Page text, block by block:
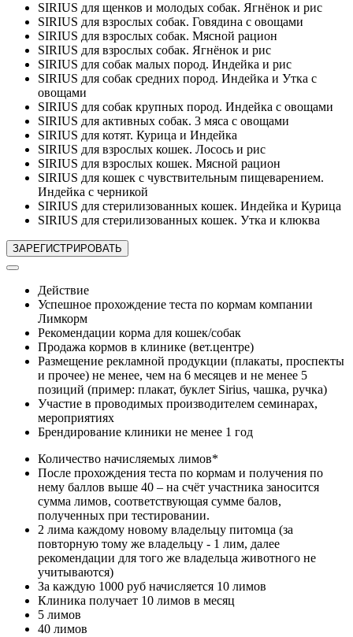
SIRIUS для щенков и молодых собак. Ягнёнок и рис
SIRIUS для взрослых собак. Говядина с овощами
SIRIUS для взрослых собак. Мясной рацион
SIRIUS для взрослых собак. Ягнёнок и рис
SIRIUS для собак малых пород. Индейка и рис
SIRIUS для собак средних пород. Индейка и Утка с
овощами
SIRIUS для собак крупных пород. Индейка с овощами
SIRIUS для активных собак. 3 мяса с овощами
SIRIUS для котят. Курица и Индейка
SIRIUS для взрослых кошек. Лосось и рис
SIRIUS для взрослых кошек. Мясной рацион
SIRIUS для кошек с чувствительным пищеварением.
Индейка с черникой
SIRIUS для стерилизованных кошек. Индейка и Курица
SIRIUS для стерилизованных кошек. Утка и клюква
Действие
Успешное прохождение теста по кормам компании
Лимкорм
Рекомендации корма для кошек/собак
Продажа кормов в клинике (вет.центре)
Размещение рекламной продукции (плакаты, проспекты
и прочее) не менее, чем на 6 месяцев и не менее 5
позиций (пример: плакат, буклет Sirius, чашка, ручка)
Участие в проводимых производителем семинарах,
мероприятиях
Брендирование клиники не менее 1 год
Количество начисляемых лимов*
После прохождения теста по кормам и получения по
нему баллов выше 40 – на счёт участника заносится
сумма лимов, соответствующая сумме балов,
полученных при тестировании.
2 лима каждому новому владельцу питомца (за
повторную тому же владельцу - 1 лим, далее
рекомендации для того же владельца животного не
учитываются)
За каждую 1000 руб начисляется 10 лимов
Клиника получает 10 лимов в месяц
5 лимов
40 лимов